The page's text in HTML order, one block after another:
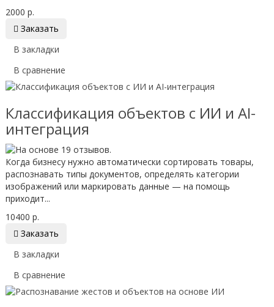
2000 р.
 Заказать
В закладки
В сравнение
Классификация объектов с ИИ и AI-
интеграция
Когда бизнесу нужно автоматически сортировать товары,
распознавать типы документов, определять категории
изображений или маркировать данные — на помощь
приходит...
10400 р.
 Заказать
В закладки
В сравнение